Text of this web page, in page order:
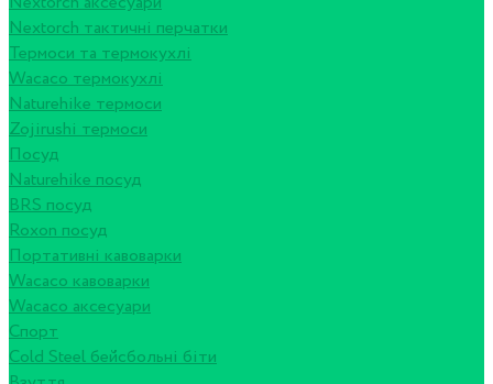
Nextorch тактичні перчатки
Термоси та термокухлі
Wacaco термокухлі
Naturehike термоси
Zojirushi термоси
Посуд
Naturehike посуд
BRS посуд
Roxon посуд
Портативні кавоварки
Wacaco кавоварки
Wacaco аксесуари
Спорт
Cold Steel бейсбольні біти